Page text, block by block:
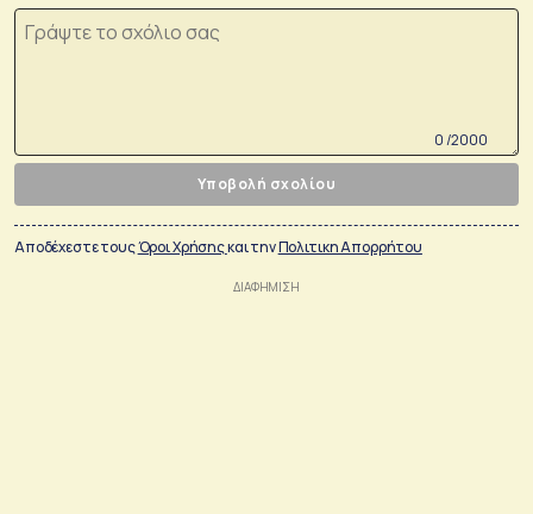
0 /2000
Υποβολή σχολίου
Αποδέχεστε τουςΌροι Χρήσηςκαι τηνΠολιτικη Απορρήτου